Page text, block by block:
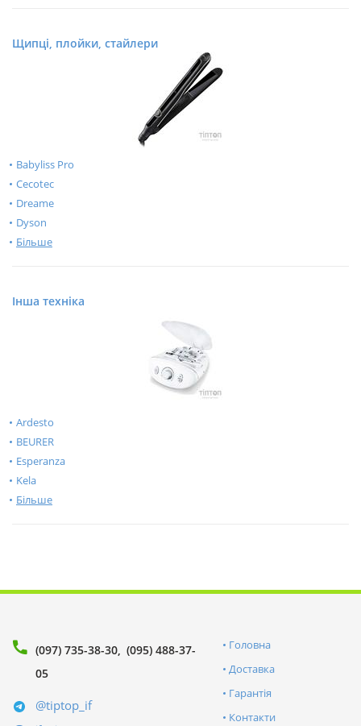
Щипці, плойки, стайлери
Babyliss Pro
Cecotec
Dreame
Dyson
Більше
Інша техніка
Ardesto
BEURER
Esperanza
Kela
Більше
(097) 735-38-30 (095) 488-37-
05
@tiptop_if
Головна
Доставка
Гарантія
Контакти